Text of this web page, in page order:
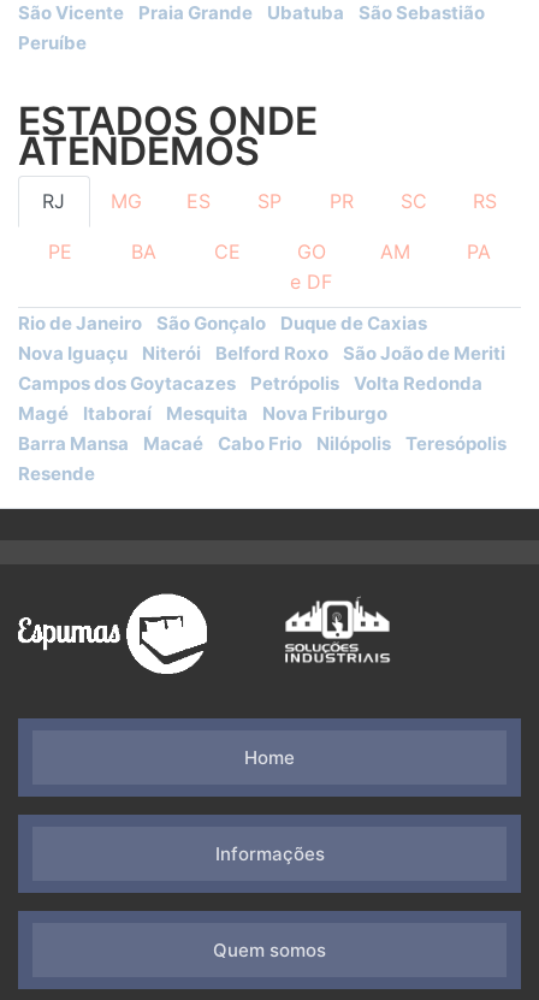
São Vicente
Praia Grande Ubatuba
São Sebastião
Peruíbe
ESTADOS ONDE
ATENDEMOS
RJ MG ES SP PR SC RS
PE BA CE
GO
e DF
AM PA
Rio de Janeiro São Gonçalo
Duque de Caxias
Nova Iguaçu
Niterói Belford Roxo
São João de Meriti
Campos dos Goytacazes
Petrópolis
Volta Redonda
Magé
Itaboraí Mesquita
Nova Friburgo
Barra Mansa
Macaé Cabo Frio Nilópolis
Teresópolis
Resende
Home
Informações
Quem somos